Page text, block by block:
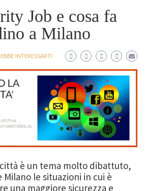
Job e cosa fa
a Milano
INTERESSARTI
è un tema molto dibattuto,
le situazioni in cui è
una maggiore sicurezza e